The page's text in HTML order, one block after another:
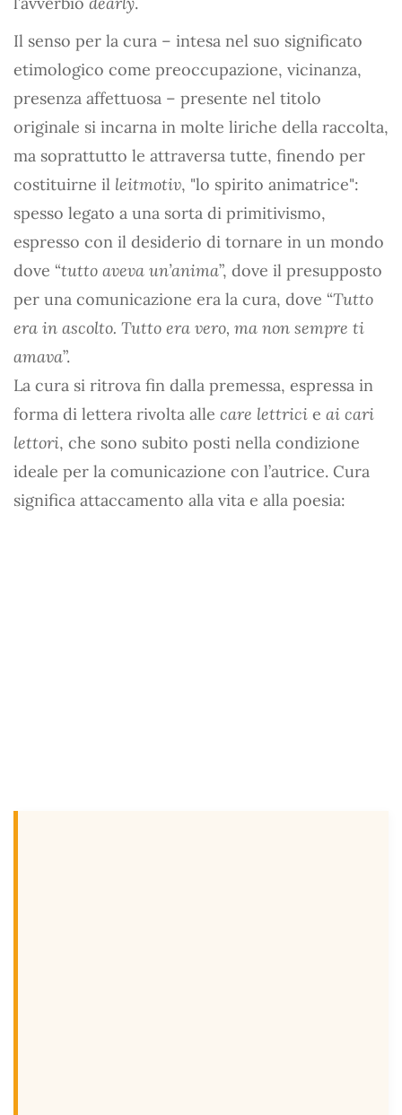
Il senso per la cura – intesa nel suo significato
etimologico come preoccupazione, vicinanza,
presenza affettuosa – presente nel titolo
originale si incarna in molte liriche della raccolta,
ma soprattutto le attraversa tutte, finendo per
costituirne il leitmotiv, "lo spirito animatrice":
spesso legato a una sorta di primitivismo,
espresso con il desiderio di tornare in un mondo
dove “tutto aveva un’anima”, dove il presupposto
per una comunicazione era la cura, dove “Tutto
era in ascolto. Tutto era vero, ma non sempre ti
amava”.
La cura si ritrova fin dalla premessa, espressa in
forma di lettera rivolta alle care lettrici e ai cari
lettori, che sono subito posti nella condizione
ideale per la comunicazione con l’autrice. Cura
significa attaccamento alla vita e alla poesia: